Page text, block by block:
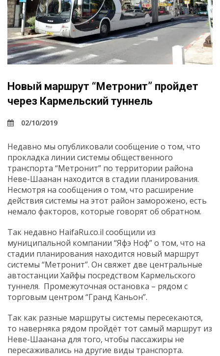
Новый маршрут “Метронит” пройдет
через Кармельский туннель
02/10/2019
Недавно мы опубликовали сообщение о том, что
прокладка линии системы общественного
транспорта “Метронит” по территории района
Неве-Шаанан находится в стадии планирования.
Несмотря на сообщения о том, что расширение
действия системы на этот район заморожено, есть
немало факторов, которые говорят об обратном.
Так недавно HaifaRu.co.il сообщили из
муниципальной компании “Яфэ Ноф” о том, что на
стадии планирования находится новый маршрут
системы “Метронит”. Он свяжет две центральные
автостанции Хайфы посредством Кармельского
туннеля. Промежуточная остановка – рядом с
торговым центром “Гранд Каньон”.
Так как разные маршруты системы пересекаются,
то наверняка рядом пройдёт тот самый маршрут из
Неве-Шаанана для того, чтобы пассажиры не
пересаживались на другие виды транспорта.